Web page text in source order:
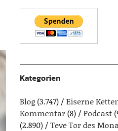
Kategorien
Blog(3.747) Eiserne
Kommentar(8) Podcast
(2.890)
Teve Tor des